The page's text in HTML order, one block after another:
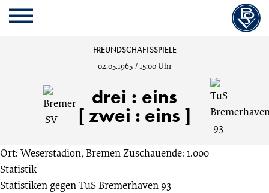
Cookie
Einstellungen
Zum
Inhalt
Cookie
Einstellungen
Kopfbereich
MENU
TuS
Bremerhaven
FREUNDSCHAFTSSPIELE
02.05.1965 /15:00 Uhr
drei : eins
[ zwei : eins ]
Ort: Weserstadion, BremenZuschauende: 1.000
Statistik
Statistiken gegenTuS Bremerhaven 93